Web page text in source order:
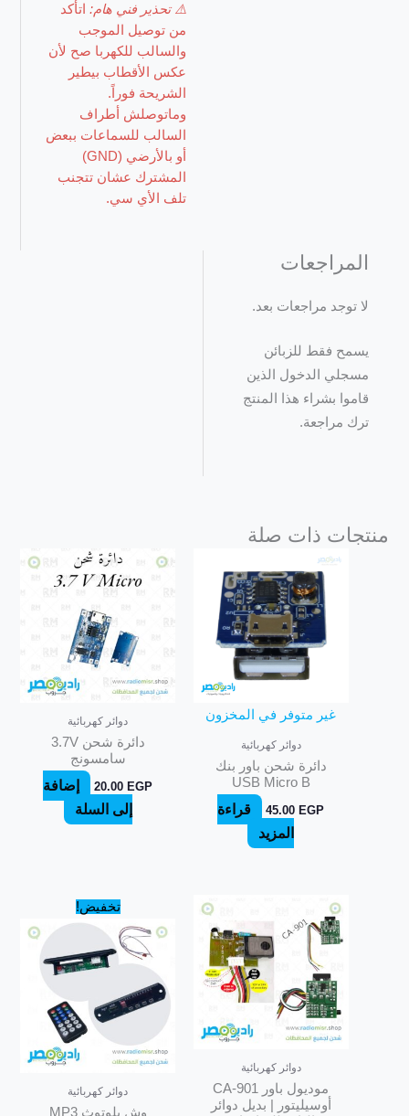
⚠️ تحذير فني هام: اتأكد
من توصيل الموجب
والسالب للكهربا صح لأن
عكس الأقطاب بيطير
الشريحة فوراً.
وماتوصلش أطراف
السالب للسماعات ببعض
أو بالأرضي (GND)
المشترك عشان تتجنب
تلف الأي سي.
المراجعات
لا توجد مراجعات بعد.
يسمح فقط للزبائن
مسجلي الدخول الذين
قاموا بشراء هذا المنتج
ترك مراجعة.
منتجات ذات صلة
غير متوفر في المخزون
دوائر كهربائية
دائرة شحن باور بنك
USB Micro B
45.00EGP
قراءة
المزيد
دوائر كهربائية
دائرة شحن 3.7V
سامسونج
20.00EGP
إضافة
إلى السلة
دوائر كهربائية
موديول باور CA-901
أوسيليتور | بديل دوائر
تخفيض!
دوائر كهربائية
وش بلوتوث MP3
هو:
130.00 EGP.
السعر
الحالي